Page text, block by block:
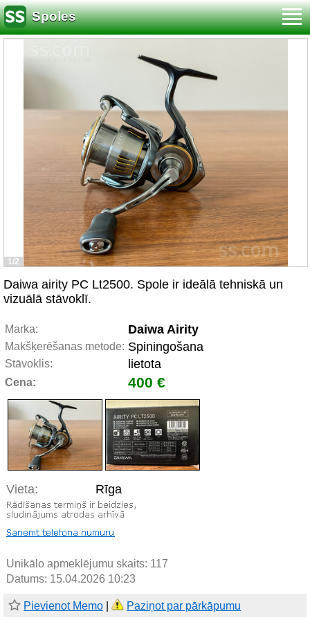
Spoles
1/2
Daiwa airity PC Lt2500. Spole ir ideālā tehniskā un
vizuālā stāvoklī.
Marka: Daiwa Airity
Makšķerēšanas metode: Spiningošana
Stāvoklis: lietota
Cena: 400 €
Vieta: Rīga
Unikālo apmeklējumu skaits: 117
Datums: 15.04.2026 10:23
Pievienot Memo Paziņot par pārkāpumu